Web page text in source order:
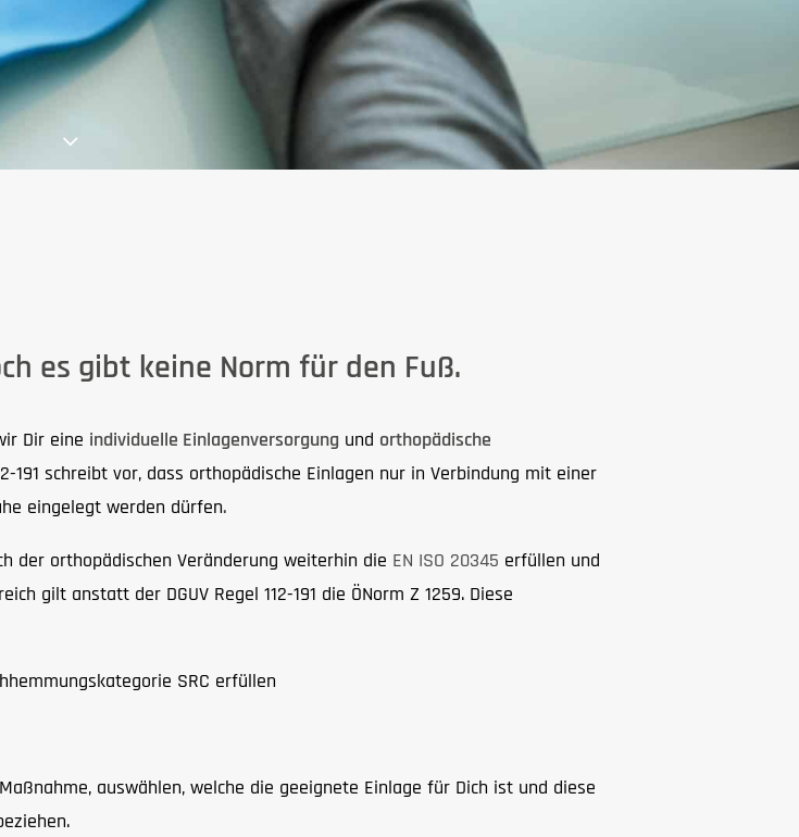
es gibt keine Norm für den Fuß.
Dir eine individuelle Einlagenversorgungund orthopädische
191 schreibt vor, dass orthopädische Einlagen nur in Verbindung mit einer
eingelegt werden dürfen.
der orthopädischen Veränderung weiterhin die EN ISO 20345 erfüllen und
gilt anstatt der DGUV Regel 112-191 die ÖNorm Z 1259. Diese
SRC erfüllen
auswählen, welche die geeignete Einlage für Dich ist und diese